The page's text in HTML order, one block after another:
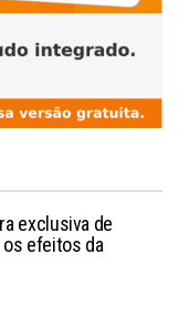
exclusiva de
os efeitos da